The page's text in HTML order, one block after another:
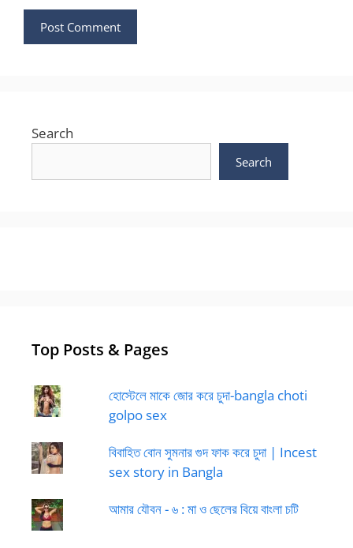
Search
Search
Top Posts & Pages
হোস্টেলে মাকে জোর করে চুদা-bangla choti
golpo sex
বিবাহিত বোন সুমনার গুদ ফাক করে চুদা | Incest
sex story in Bangla
আমার যৌবন - ৬ : মা ও ছেলের বিয়ে বাংলা চটি